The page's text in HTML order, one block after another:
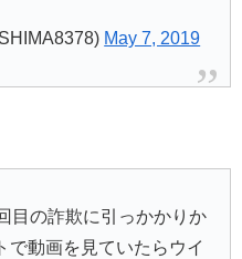
May 7, 2019
目の詐欺に引っかかりか
動画を見ていたらウイ